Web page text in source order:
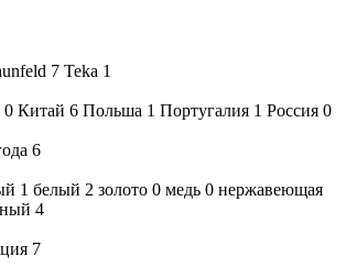
7 Teka 1
0 Китай 6 Польша 1 Португалия 1 Россия 0
6
1 белый 2 золото 0 медь 0 нержавеющая
4
7